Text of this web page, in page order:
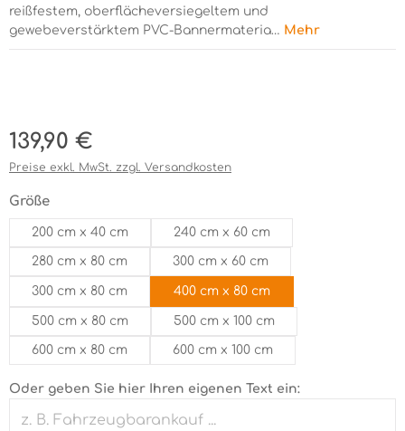
reißfestem, oberflächeversiegeltem und
gewebeverstärktem PVC-Bannermateria… Mehr
Regulärer Preis:
139,90 €
Preise exkl. MwSt. zzgl. Versandkosten
Größeauswählen
200 cm x 40 cm 240 cm x 60 cm
280 cm x 80 cm 300 cm x 60 cm
300 cm x 80 cm 400 cm x 80 cm
500 cm x 80 cm 500 cm x 100 cm
600 cm x 80 cm 600 cm x 100 cm
Oder geben Sie hier Ihren eigenen Text ein: